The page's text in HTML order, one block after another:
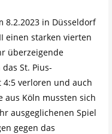
8.2.2023 in Düsseldorf
einen starken vierten
überzeigende
St. Pius-
4:5 verloren und auch
aus Köln mussten sich
ausgeglichenen Spiel
gegen das